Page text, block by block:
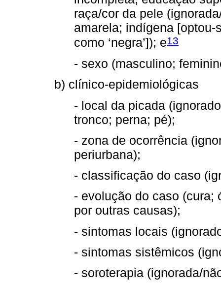
raça/cor da pele
amarela; indígena [optou-
como ‘negra’]); e13
- sexo (masculino;
b) clínico-epidemiológicas
- local da picada
tronco; perna; pé);
- zona de ocorrência
periurbana);
- classificação do caso
- evolução do caso (cura;
por outras causas);
- sintomas locais
- sintomas sistêmicos
- soroterapia (ignorada/